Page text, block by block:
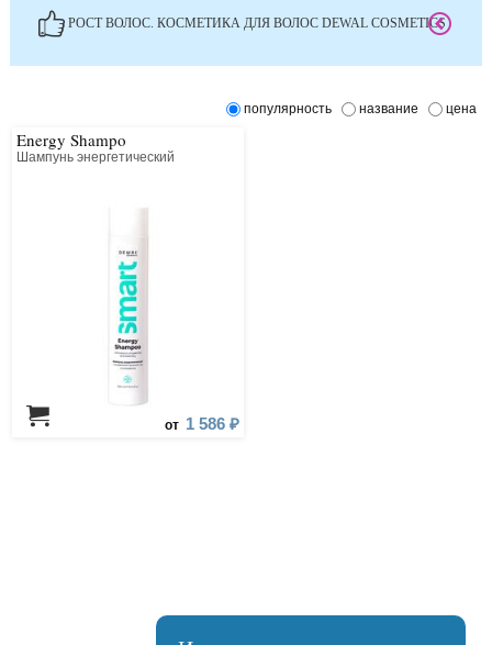
РОСТ ВОЛОС. КОСМЕТИКА ДЛЯ ВОЛОС DEWAL COSMETICS
популярность название цена
Energy Shampo
Шампунь энергетический
от 1 586 ₽